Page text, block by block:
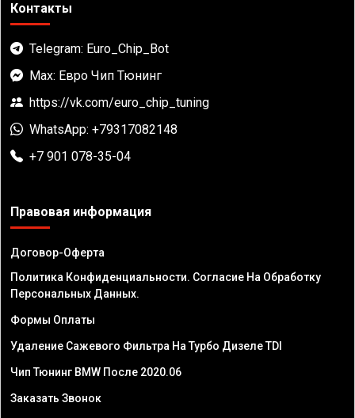
Контакты
Telegram: Euro_Chip_Bot
Max: Евро Чип Тюнинг
https://vk.com/euro_chip_tuning
WhatsApp: +79317082148
+7 901 078-35-04
Правовая информация
Договор-Оферта
Политика Конфиденциальности. Согласие На Обработку
Персональных Данных.
Формы Оплаты
Удаление Сажевого Фильтра На Турбо Дизеле TDI
Чип Тюнинг BMW После 2020.06
Заказать Звонок